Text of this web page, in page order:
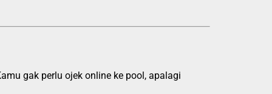
gak perlu ojek online ke pool, apalagi